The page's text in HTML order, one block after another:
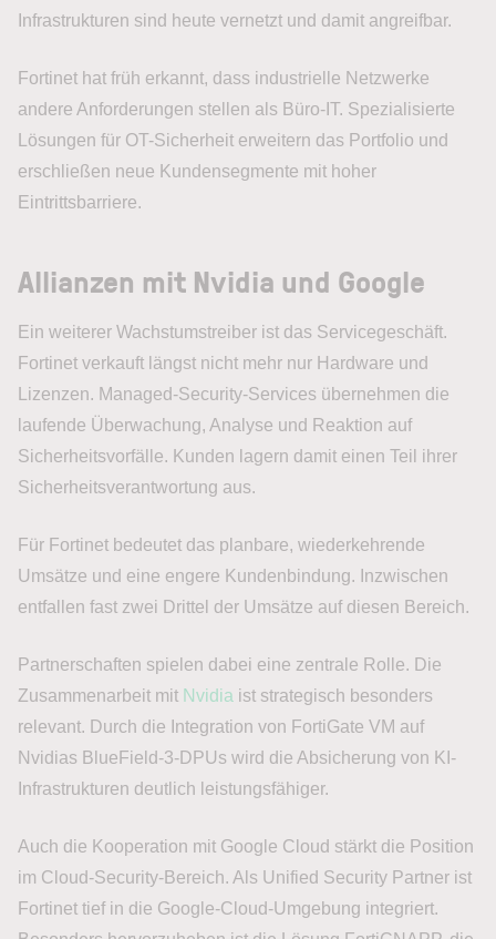
Infrastrukturen sind heute vernetzt und damit angreifbar.
Fortinet hat früh erkannt, dass industrielle Netzwerke
andere Anforderungen stellen als Büro-IT. Spezialisierte
Lösungen für OT-Sicherheit erweitern das Portfolio und
erschließen neue Kundensegmente mit hoher
Eintrittsbarriere.
Allianzen mit Nvidia und Google
Ein weiterer Wachstumstreiber ist das Servicegeschäft.
Fortinet verkauft längst nicht mehr nur Hardware und
Lizenzen. Managed-Security-Services übernehmen die
laufende Überwachung, Analyse und Reaktion auf
Sicherheitsvorfälle. Kunden lagern damit einen Teil ihrer
Sicherheitsverantwortung aus.
Für Fortinet bedeutet das planbare, wiederkehrende
Umsätze und eine engere Kundenbindung. Inzwischen
entfallen fast zwei Drittel der Umsätze auf diesen Bereich.
Partnerschaften spielen dabei eine zentrale Rolle. Die
Zusammenarbeit mit Nvidia ist strategisch besonders
relevant. Durch die Integration von FortiGate VM auf
Nvidias BlueField-3-DPUs wird die Absicherung von KI-
Infrastrukturen deutlich leistungsfähiger.
Auch die Kooperation mit Google Cloud stärkt die Position
im Cloud-Security-Bereich. Als Unified Security Partner ist
Fortinet tief in die Google-Cloud-Umgebung integriert.